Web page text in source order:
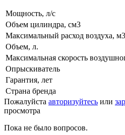
Мощность, л/с
Объем цилиндра, см3
Максимальный расход воздуха,
Объем, л.
Максимальная скорость
Опрыскиватель
Гарантия, лет
Страна бренда
Пожалуйста авторизуйтесь или
просмотра
Пока не было вопросов.